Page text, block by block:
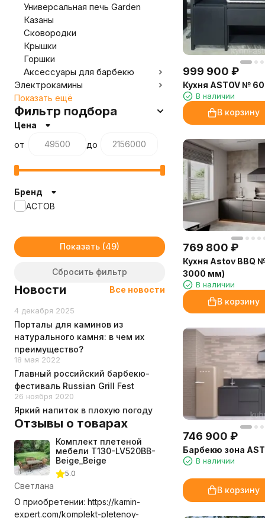
999 900 ₽
Кухня ASTOV № 60
В наличии
В корзину
769 800 ₽
Кухня Astov BBQ
3000 мм)
В наличии
В корзину
746 900 ₽
Барбекю зона
В наличии
В корзину
Универсальная печь Garden
Казаны
Сковородки
Крышки
Горшки
Аксессуары для барбекю
Электрокамины
Показать ещё
Фильтр подбора
Цена
от
до
Бренд
АСТОВ
Показать
Сбросить фильтр
Новости Все новости
4 декабря 2025
Порталы для каминов из
натурального камня: в чем их
преимущество?
18 мая 2022
Главный российский барбекю-
фестиваль Russian Grill Fest
26 ноября 2020
Яркий напиток в плохую погоду
Отзывы о товарах
Комплект плетеной
мебели T130-LV520BB-
Beige_Beige
5.0
Светлана
О приобретении: https://kamin-
expert.com/komplekt-pletenoy-